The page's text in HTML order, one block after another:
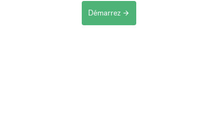
Démarrez arrow_forward